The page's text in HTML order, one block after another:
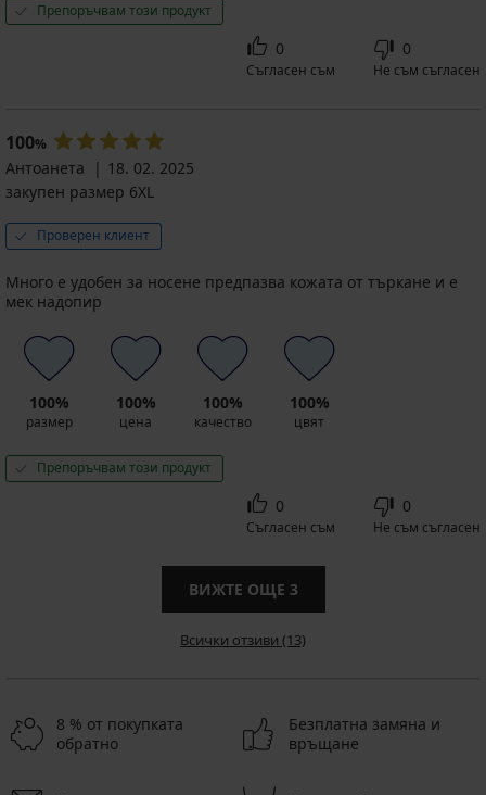
Препоръчвам този продукт
0
Съгласен съм
0
Не съм съгласен
100%
Антоанета
18. 02. 2025
закупен размер 6XL
Проверен клиент
Много е удобен за носене предпазва кожата от търкане и е
мек надопир
100%
размер
100%
цена
100%
качество
100%
цвят
Препоръчвам този продукт
0
Съгласен съм
0
Не съм съгласен
ВИЖТЕ ОЩЕ 3
Всички отзиви (13)
8 % от покупката
обратно
Безплатна замяна и
връщане